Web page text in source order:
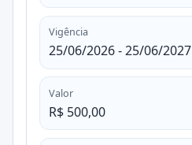
Vigência
25/06/2026 - 25/06/2027
Valor
R$ 500,00